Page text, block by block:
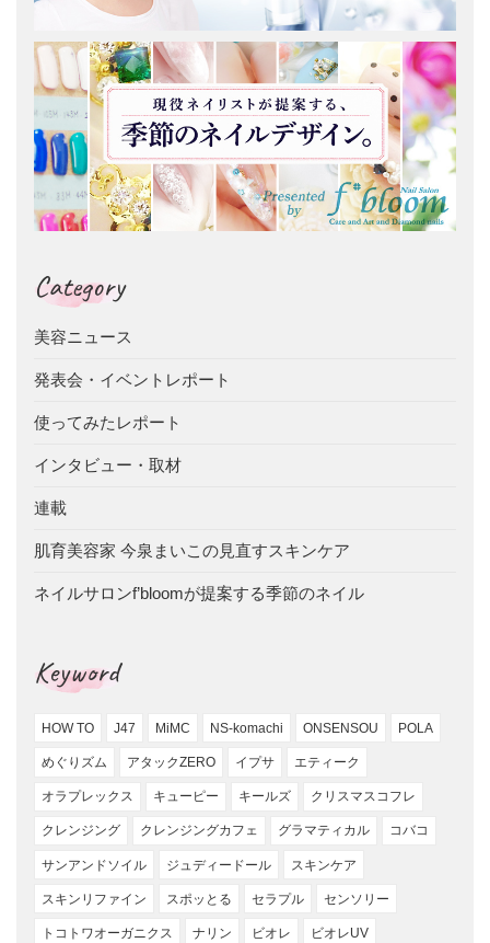
Category
美容ニュース
発表会・イベントレポート
使ってみたレポート
インタビュー・取材
連載
肌育美容家 今泉まいこの見直すスキンケア
ネイルサロンf’bloomが提案する季節のネイル
Keyword
HOW TO J47 MiMC NS-komachi ONSENSOU POLA
めぐりズム アタックZERO イプサ エティーク
オラプレックス キューピー キールズ クリスマスコフレ
クレンジング クレンジングカフェ グラマティカル コバコ
サンアンドソイル ジュディードール スキンケア
スキンリファイン スポッとる セラプル センソリー
トコトワオーガニクス ナリン ビオレ ビオレUV